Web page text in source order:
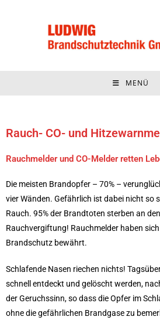
MENÜ
Rauch- CO- und
Rauchmelder und CO-Melder retten
Die meisten Brandopfer – 70% –
vier Wänden. Gefährlich ist dabei nicht so
Rauch. 95% der Brandtoten sterben an
Rauchvergiftung! Rauchmelder haben
Brandschutz bewährt.
Schlafende Nasen riechen nichts!
schnell entdeckt und gelöscht werden,
der Geruchssinn, so dass die Opfer im
ohne die gefährlichen Brandgase zu